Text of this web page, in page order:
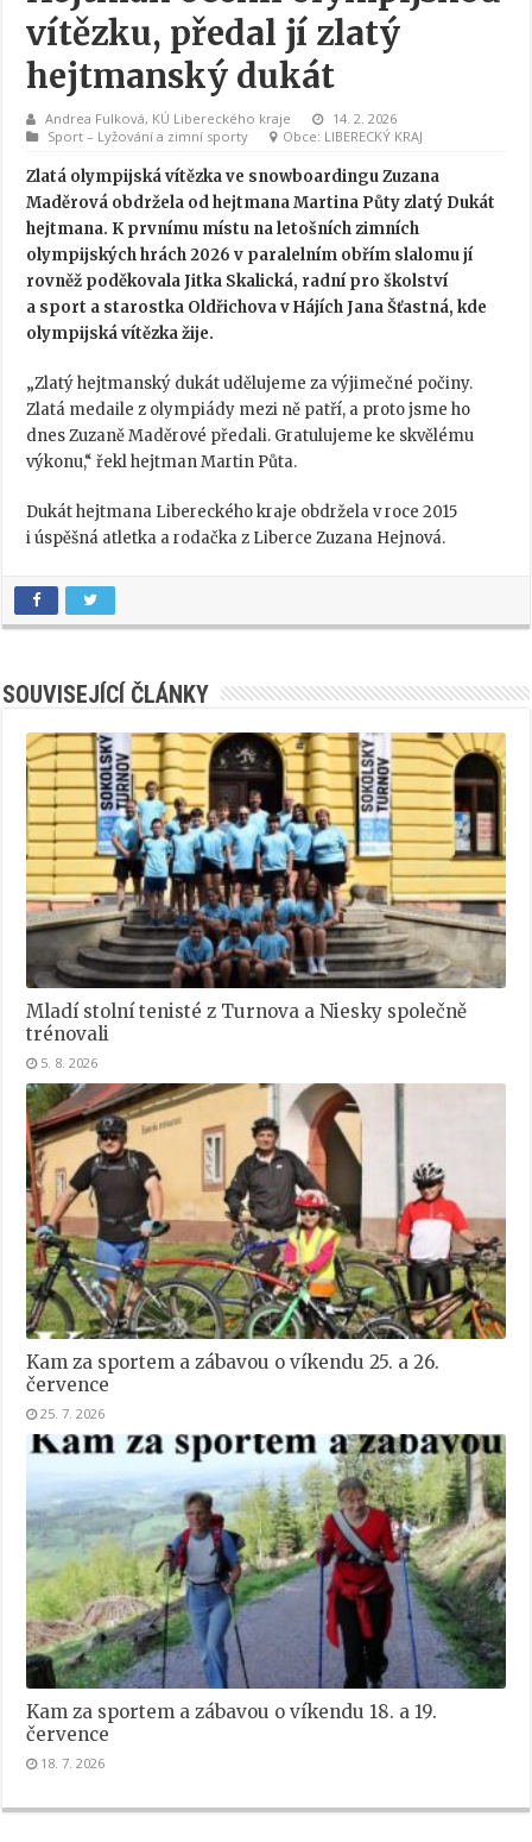
vítězku, předal jí zlatý
hejtmanský dukát
Andrea Fulková, KÚ Libereckého kraje
14. 2. 2026
Sport – Lyžování a zimní sporty Obce LIBERECKÝ KRAJ
Zlatá olympijská vítězka ve snowboardingu Zuzana
Maděrová obdržela od hejtmana Martina Půty zlatý Dukát
hejtmana. K prvnímu místu na letošních zimních
olympijských hrách 2026 v paralelním obřím slalomu jí
rovněž poděkovala Jitka Skalická, radní pro školství
a sport a starostka Oldřichova v Hájích Jana Šťastná, kde
olympijská vítězka žije.
„Zlatý hejtmanský dukát udělujeme za výjimečné počiny.
Zlatá medaile z olympiády mezi ně patří, a proto jsme ho
dnes Zuzaně Maděrové předali. Gratulujeme ke skvělému
výkonu,“ řekl hejtman Martin Půta.
Dukát hejtmana Libereckého kraje obdržela v roce 2015
i úspěšná atletka a rodačka z Liberce Zuzana Hejnová.
SOUVISEJÍCÍ ČLÁNKY
Mladí stolní tenisté z Turnova a Niesky společně
trénovali
5. 8. 2026
Kam za sportem a zábavou o víkendu 25. a 26.
července
25. 7. 2026
Kam za sportem a zábavou o víkendu 18. a 19.
července
18. 7. 2026